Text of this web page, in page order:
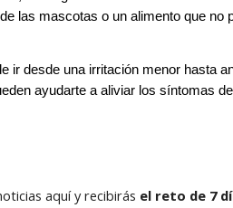
las mascotas o un alimento que
ir desde una irritación menor hasta
ayudarte a aliviar los síntomas
aquí y recibirás el reto de 7